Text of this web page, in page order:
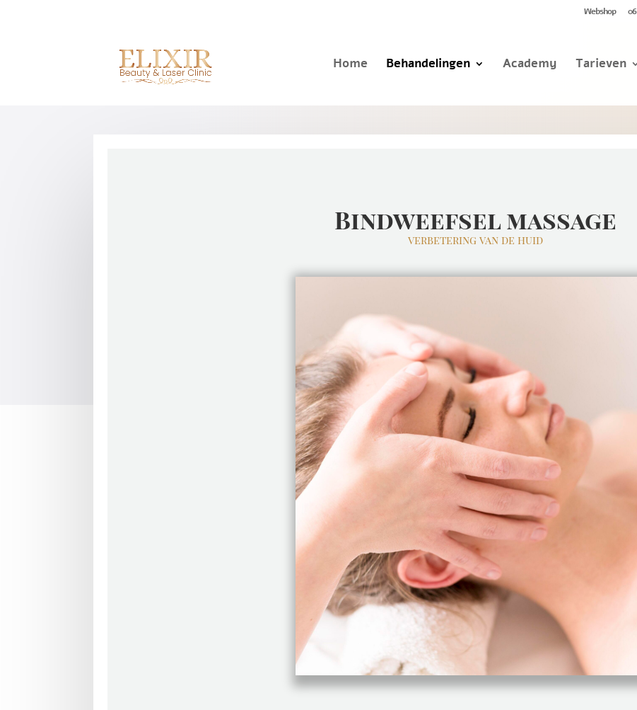
Webshop
Home Behandelingen Academy Tarieven
Bindweefsel massage
verbetering van de huid